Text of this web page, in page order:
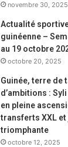
novembre 30, 2025
Actualité
guinéenne –
au 19 octobre
octobre 20, 2025
Guinée, terre de
d’ambitions : Syli
en pleine
transferts XXL et
triomphante
octobre 12, 2025